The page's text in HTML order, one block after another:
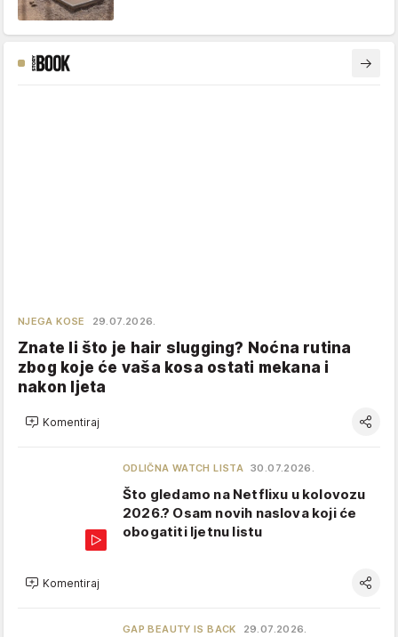
NJEGA KOSE 29.07.2026.
Znate li što je hair slugging? Noćna rutina
zbog koje će vaša kosa ostati mekana i
nakon ljeta
Komentiraj
ODLIČNA WATCH LISTA 30.07.2026.
Što gledamo na Netflixu u kolovozu
2026.? Osam novih naslova koji će
obogatiti ljetnu listu
Komentiraj
GAP BEAUTY IS BACK 29.07.2026.